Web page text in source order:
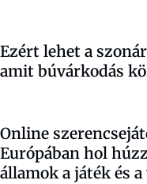
Ezért lehet a
amit búvárkodás
Online
Európában hol
államok a játék és